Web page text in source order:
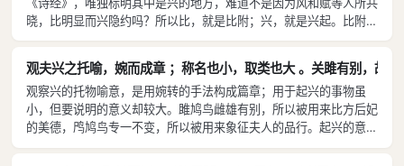
用比喻，描写事物具体细致，富有文采，对读者起到“惊视回听的效
果”；但它们只是追求比类的丰富生动，缺乏讽刺，是“习小而弃
大”。刘勰论诗赋，注重讽刺内容，以使文学有利于政教。比、兴两
种方法，本来可用于讽刺，也可用于颂美。本篇第一段强调“蓄愤斥
言”、“环譬托讽”，即是偏于强调讽刺。再则，刘勰深受儒家“温柔敦
厚”诗教的影响，对兴法微婉地进行讽谕更为欣赏。本此，他对后代
诗赋缺乏讽刺内容、大量运用比体深致不满。但另一方面，他对后
晓，比明显而兴隐约吗？所以比，就是比附；兴，就是兴起。比附事
理，就是以切合所写事理的类似事物为比喻来说明；兴起情感，就是
附事理，比的手法因此产生。比是因积蓄忧愤而提出指责，兴是用委
婉比喻以寄托讽意，情况不同，用法不一，所以诗人表达情志有比和
兴两种方法。
观夫兴之托喻，婉而成章 ；称名也小，取类也大 。关雎有别，故
观察兴的托物喻意，是用婉转的手法构成篇章；用于起兴的事物虽
小，但要说明的意义却较大。雎鸠鸟雌雄有别，所以被用来比方后妃
的美德，鸤鸠鸟专一不变，所以被用来象征夫人的品行。起兴的意义
只取它的专一不变，也就不因它是平常的鸟而舍弃不用；表现的德性